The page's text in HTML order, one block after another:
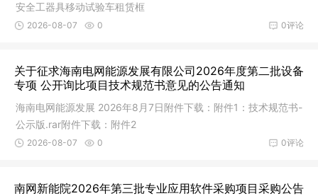
安全工器具移动试验车租赁框
0评论
2026-08-07 0
关于征求海南电网能源发展有限公司2026年度第二批设备
专项 公开询比项目技术规范书意见的公告通知
海南电网能源发展 2026年8月7日附件下载：附件1：技术规范书-
公示版.rar附件下载：附件2
0评论
2026-08-07 0
南网新能院2026年第三批专业应用软件采购项目采购公告